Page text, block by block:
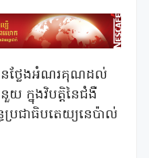
ានថ្លែងអំណរគុណដល់
យ ក្នុងវិបត្តិនៃជំងឺ
រជាធិបតេយ្យនេប៉ាល់